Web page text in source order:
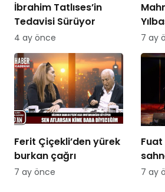
İbrahim Tatlıses’in
Tedavisi Sürüyor
4 ay önce
New
7 ay
Ferit Çiçekli’den yürek
burkan çağrı
7 ay önce
Fuat
7 ay